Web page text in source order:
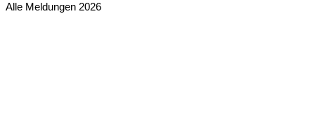
Alle Meldungen 2026